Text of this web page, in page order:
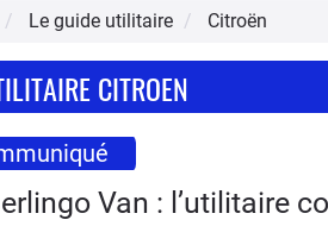
Le guide utilitaire Citroën
CITROEN
Van : l’utilitaire